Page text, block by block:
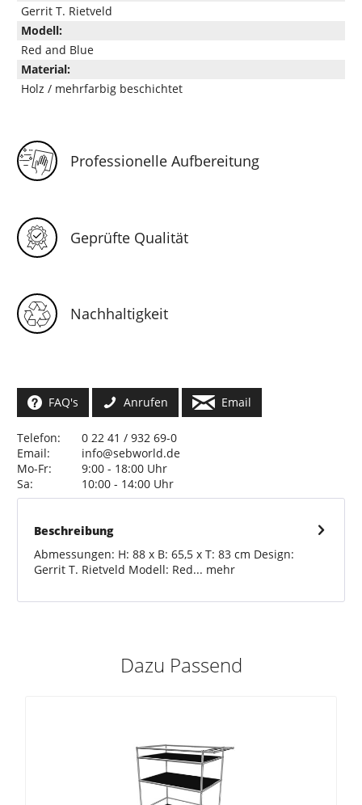
Gerrit T. Rietveld
Modell:
Red and Blue
Material:
Holz / mehrfarbig beschichtet
Professionelle Aufbereitung
Geprüfte Qualität
Nachhaltigkeit
FAQ's Anrufen Email
Telefon:
0 22 41 / 932 69-0
Email:
info@sebworld.de
Mo-Fr:
9:00 - 18:00 Uhr
Sa:
10:00 - 14:00 Uhr
Beschreibung
Abmessungen: H: 88 x B: 65,5 x T: 83 cm Design:
Gerrit T. Rietveld Modell: Red... mehr
Dazu Passend